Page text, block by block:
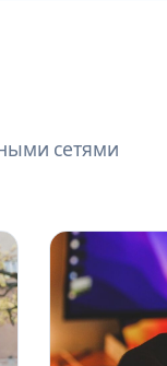
сетями